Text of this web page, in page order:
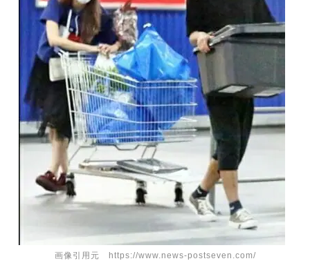
画像引用元 https://www.news-postseven.com/